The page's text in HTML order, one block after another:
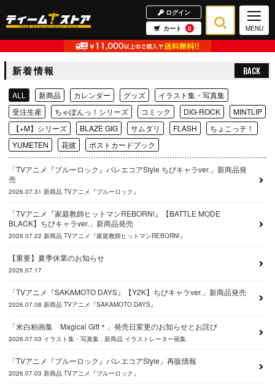
ログイン
カート
0 MENU
新着情報 BACK
ALL 新商品 カレンダー グッズ
イラスト集・写真集
受注生産
ちゃぽんっ！シリーズ コミック DIG-ROCK
MINTLIP
【+M】シリーズ
BLAZE GIG サムダリ FLASH
ちょこっテ！
YUMETEN
花彼 ポストカードブック
「TVアニメ『ブルーロック』バレエコアStyle ちびキャラver.」新商品発
売
2026.07.31 新商品 TVアニメ『ブルーロック』
「TVアニメ『家庭教師ヒットマンREBORN!』【BATTLE MODE
BLACK】ちびキャラver.」新商品発売
2026.07.22 新商品 TVアニメ『家庭教師ヒットマンREBORN!』
【重要】夏季休業のお知らせ
2026.07.17
「TVアニメ『SAKAMOTO DAYS』【Y2K】ちびキャラver.」新商品発売
2026.07.08 新商品 TVアニメ『SAKAMOTO DAYS』
「米白粕画集 Magical Gift＊」発売日変更のお知らせとお詫び
2026.07.03 イラスト集・写真集 新商品 イラストレーター画集
「TVアニメ『ブルーロック』バレエコアStyle」再販情報
2026.07.03 新商品 TVアニメ『ブルーロック』